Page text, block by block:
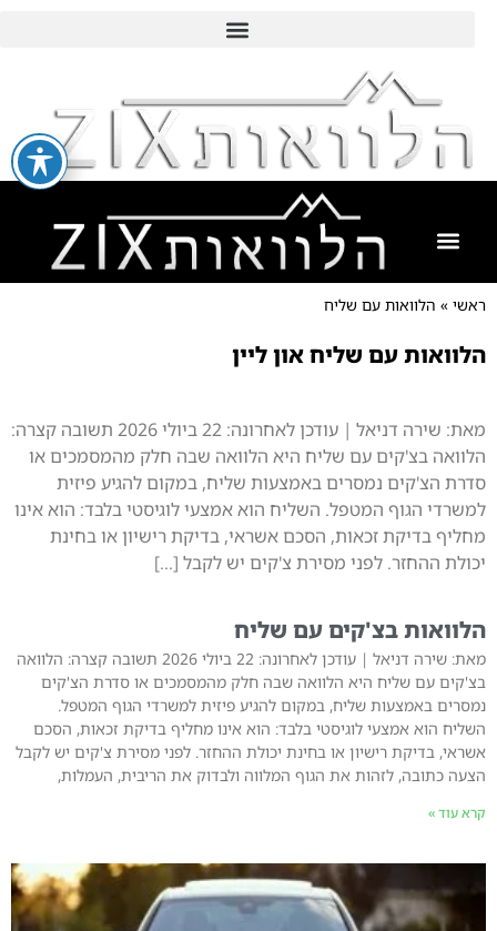
ראשי»הלוואות עם שליח
הלוואות עם שליח און ליין
מאת: שירה דניאל | עודכן לאחרונה: 22 ביולי 2026 תשובה קצרה:
הלוואה בצ'קים עם שליח היא הלוואה שבה חלק מהמסמכים או
סדרת הצ'קים נמסרים באמצעות שליח, במקום להגיע פיזית
למשרדי הגוף המטפל. השליח הוא אמצעי לוגיסטי בלבד: הוא אינו
מחליף בדיקת זכאות, הסכם אשראי, בדיקת רישיון או בחינת
יכולת ההחזר. לפני מסירת צ'קים יש לקבל […]
הלוואות בצ'קים עם שליח
מאת: שירה דניאל | עודכן לאחרונה: 22 ביולי 2026 תשובה קצרה: הלוואה
בצ'קים עם שליח היא הלוואה שבה חלק מהמסמכים או סדרת הצ'קים
נמסרים באמצעות שליח, במקום להגיע פיזית למשרדי הגוף המטפל.
השליח הוא אמצעי לוגיסטי בלבד: הוא אינו מחליף בדיקת זכאות, הסכם
אשראי, בדיקת רישיון או בחינת יכולת ההחזר. לפני מסירת צ'קים יש לקבל
הצעה כתובה, לזהות את הגוף המלווה ולבדוק את הריבית, העמלות,
קרא עוד »